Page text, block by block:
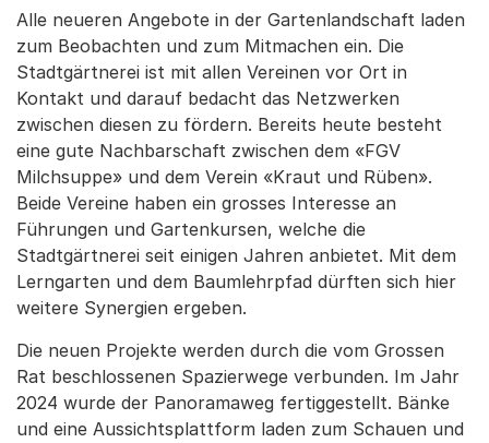
Alle neueren Angebote in der Gartenlandschaft laden
zum Beobachten und zum Mitmachen ein. Die
Stadtgärtnerei ist mit allen Vereinen vor Ort in
Kontakt und darauf bedacht das Netzwerken
zwischen diesen zu fördern. Bereits heute besteht
eine gute Nachbarschaft zwischen dem «FGV
Milchsuppe» und dem Verein «Kraut und Rüben».
Beide Vereine haben ein grosses Interesse an
Führungen und Gartenkursen, welche die
Stadtgärtnerei seit einigen Jahren anbietet. Mit dem
Lerngarten und dem Baumlehrpfad dürften sich hier
weitere Synergien ergeben.
Die neuen Projekte werden durch die vom Grossen
Rat beschlossenen Spazierwege verbunden. Im Jahr
2024 wurde der Panoramaweg fertiggestellt. Bänke
und eine Aussichtsplattform laden zum Schauen und